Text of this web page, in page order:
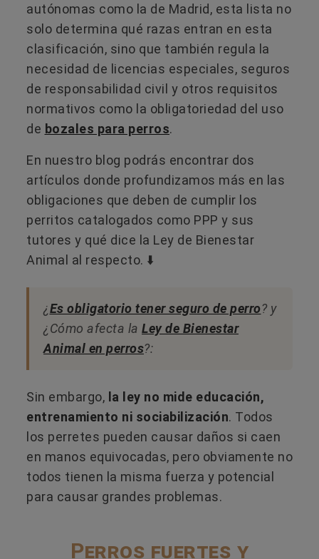
autónomas como la de Madrid, esta lista no
solo determina qué razas entran en esta
clasificación, sino que también regula la
necesidad de licencias especiales, seguros
de responsabilidad civil y otros requisitos
normativos como la obligatoriedad del uso
de bozales para perros.
En nuestro blog podrás encontrar dos
artículos donde profundizamos más en las
obligaciones que deben de cumplir los
perritos catalogados como PPP y sus
tutores y qué dice la Ley de Bienestar
Animal al respecto. ⬇️
¿Es obligatorio tener seguro de perro? y
¿Cómo afecta la Ley de Bienestar
Animal en perros?:
Sin embargo, la ley no mide educación,
entrenamiento ni sociabilización. Todos
los perretes pueden causar daños si caen
en manos equivocadas, pero obviamente no
todos tienen la misma fuerza y potencial
para causar grandes problemas.
Perros fuertes y